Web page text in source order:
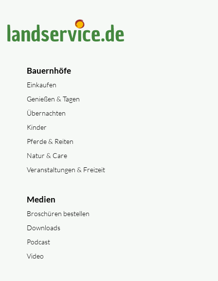
Bauernhöfe
Einkaufen
Genießen & Tagen
Übernachten
Kinder
Pferde & Reiten
Natur & Care
Veranstaltungen & Freizeit
Medien
Broschüren bestellen
Downloads
Podcast
Video